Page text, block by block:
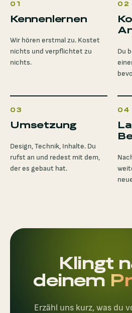
01
Kennenlernen
Wir hören erstmal zu. Kostet
nichts und verpflichtet zu
nichts.
02
Du
03
Umsetzung
Design, Technik, Inhalte. Du
rufst an und redest mit dem,
der es gebaut hat.
04
Klingt
deinem
Erzähl uns kurz, was du